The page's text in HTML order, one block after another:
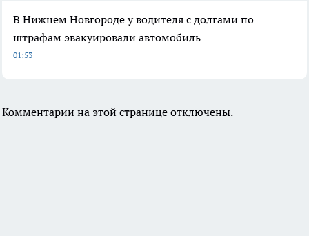
В Нижнем Новгороде у водителя с долгами по
штрафам эвакуировали автомобиль
01:53
Комментарии на этой странице отключены.